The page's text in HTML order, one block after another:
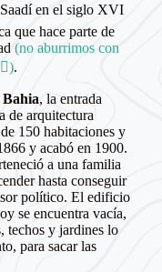
en el siglo XVI
que hace parte de
(no aburrimos con
.
Bahia, la entrada
de arquitectura
150 habitaciones y
y acabó en 1900.
a una familia
hasta conseguir
político. El edificio
se encuentra vacía,
techos y jardines lo
para sacar las